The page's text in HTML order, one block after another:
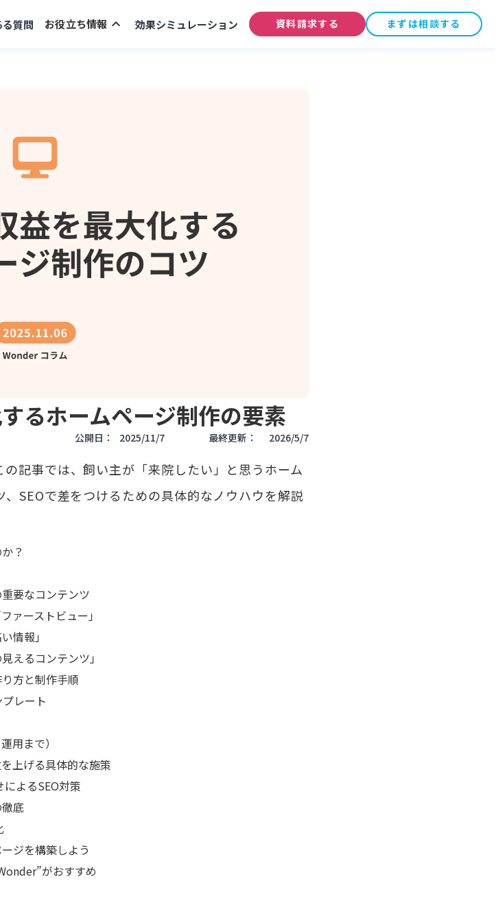
るホームページ制作の要素
公開日： 2025/11/7 最終更新： 2026/5/7
記事では、飼い主が「来院したい」と思うホーム
SEOで差をつけるための具体的なノウハウを解説
？
要なコンテンツ
ァーストビュー」
情報」
えるコンテンツ」
方と制作手順
レート
用まで）
上げる具体的な施策
よるSEO対策
底
ジを構築しよう
がおすすめ
る質問 お役立ち情報 keyboard_arrow_up 効果シミュレーション 資料請求する まずは相談する